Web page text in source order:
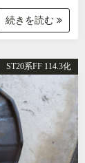
続きを読む
ST20系FF 114.3化